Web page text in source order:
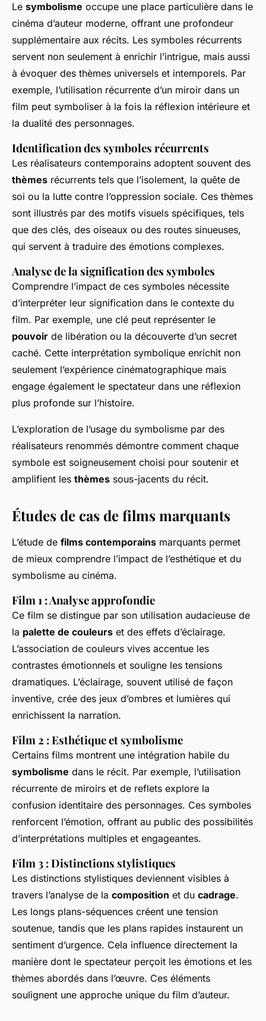
Le symbolisme occupe une place particulière dans le
cinéma d’auteur moderne, offrant une profondeur
supplémentaire aux récits. Les symboles récurrents
servent non seulement à enrichir l’intrigue, mais aussi
à évoquer des thèmes universels et intemporels. Par
exemple, l’utilisation récurrente d’un miroir dans un
film peut symboliser à la fois la réflexion intérieure et
la dualité des personnages.
Identification des symboles récurrents
Les réalisateurs contemporains adoptent souvent des
thèmes récurrents tels que l’isolement, la quête de
soi ou la lutte contre l’oppression sociale. Ces thèmes
sont illustrés par des motifs visuels spécifiques, tels
que des clés, des oiseaux ou des routes sinueuses,
qui servent à traduire des émotions complexes.
Analyse de la signification des symboles
Comprendre l’impact de ces symboles nécessite
d’interpréter leur signification dans le contexte du
film. Par exemple, une clé peut représenter le
pouvoir de libération ou la découverte d’un secret
caché. Cette interprétation symbolique enrichit non
seulement l’expérience cinématographique mais
engage également le spectateur dans une réflexion
plus profonde sur l’histoire.
L’exploration de l’usage du symbolisme par des
réalisateurs renommés démontre comment chaque
symbole est soigneusement choisi pour soutenir et
amplifient les thèmes sous-jacents du récit.
Études de cas de films marquants
L’étude de films contemporains marquants permet
de mieux comprendre l’impact de l’esthétique et du
symbolisme au cinéma.
Film 1 : Analyse approfondie
Ce film se distingue par son utilisation audacieuse de
la palette de couleurs et des effets d’éclairage.
L’association de couleurs vives accentue les
contrastes émotionnels et souligne les tensions
dramatiques. L’éclairage, souvent utilisé de façon
inventive, crée des jeux d’ombres et lumières qui
enrichissent la narration.
Film 2 : Esthétique et symbolisme
Certains films montrent une intégration habile du
symbolisme dans le récit. Par exemple, l’utilisation
récurrente de miroirs et de reflets explore la
confusion identitaire des personnages. Ces symboles
renforcent l’émotion, offrant au public des possibilités
d’interprétations multiples et engageantes.
Film 3 : Distinctions stylistiques
Les distinctions stylistiques deviennent visibles à
travers l’analyse de la composition et du cadrage.
Les longs plans-séquences créent une tension
soutenue, tandis que les plans rapides instaurent un
sentiment d’urgence. Cela influence directement la
manière dont le spectateur perçoit les émotions et les
thèmes abordés dans l’œuvre. Ces éléments
soulignent une approche unique du film d’auteur.